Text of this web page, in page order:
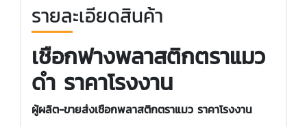
รายละเอียดสินค้า
เชือกฟางพลาสติกตราแมว
ดำ ราคาโรงงาน
ผู้ผลิต-ขายส่งเชือกพลาสติกตราแมว ราคาโรงงาน